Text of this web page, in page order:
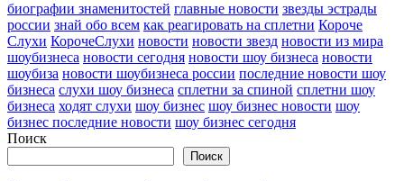
биографии знаменитостей главные новости звезды эстрады
россии знай обо всем как реагировать на сплетни Короче
Слухи КорочеСлухи новости новости звезд новости из мира
шоубизнеса новости сегодня новости шоу бизнеса новости
шоубиза новости шоубизнеса россии последние новости шоу
бизнеса слухи шоу бизнеса сплетни за спиной сплетни шоу
бизнеса ходят слухи шоу бизнес шоу бизнес новости шоу
бизнес последние новости шоу бизнес сегодня
Поиск
Поиск